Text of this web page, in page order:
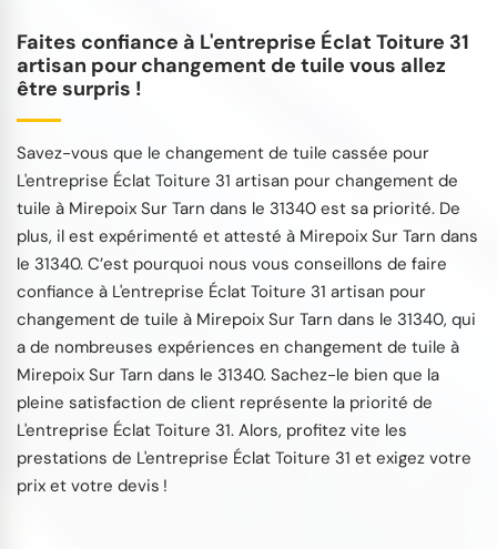
Faites confiance à L'entreprise Éclat Toiture 31
artisan pour changement de tuile vous allez
être surpris !
Savez-vous que le changement de tuile cassée pour
L'entreprise Éclat Toiture 31 artisan pour changement de
tuile à Mirepoix Sur Tarn dans le 31340 est sa priorité. De
plus, il est expérimenté et attesté à Mirepoix Sur Tarn dans
le 31340. C’est pourquoi nous vous conseillons de faire
confiance à L'entreprise Éclat Toiture 31 artisan pour
changement de tuile à Mirepoix Sur Tarn dans le 31340, qui
a de nombreuses expériences en changement de tuile à
Mirepoix Sur Tarn dans le 31340. Sachez-le bien que la
pleine satisfaction de client représente la priorité de
L'entreprise Éclat Toiture 31. Alors, profitez vite les
prestations de L'entreprise Éclat Toiture 31 et exigez votre
prix et votre devis !